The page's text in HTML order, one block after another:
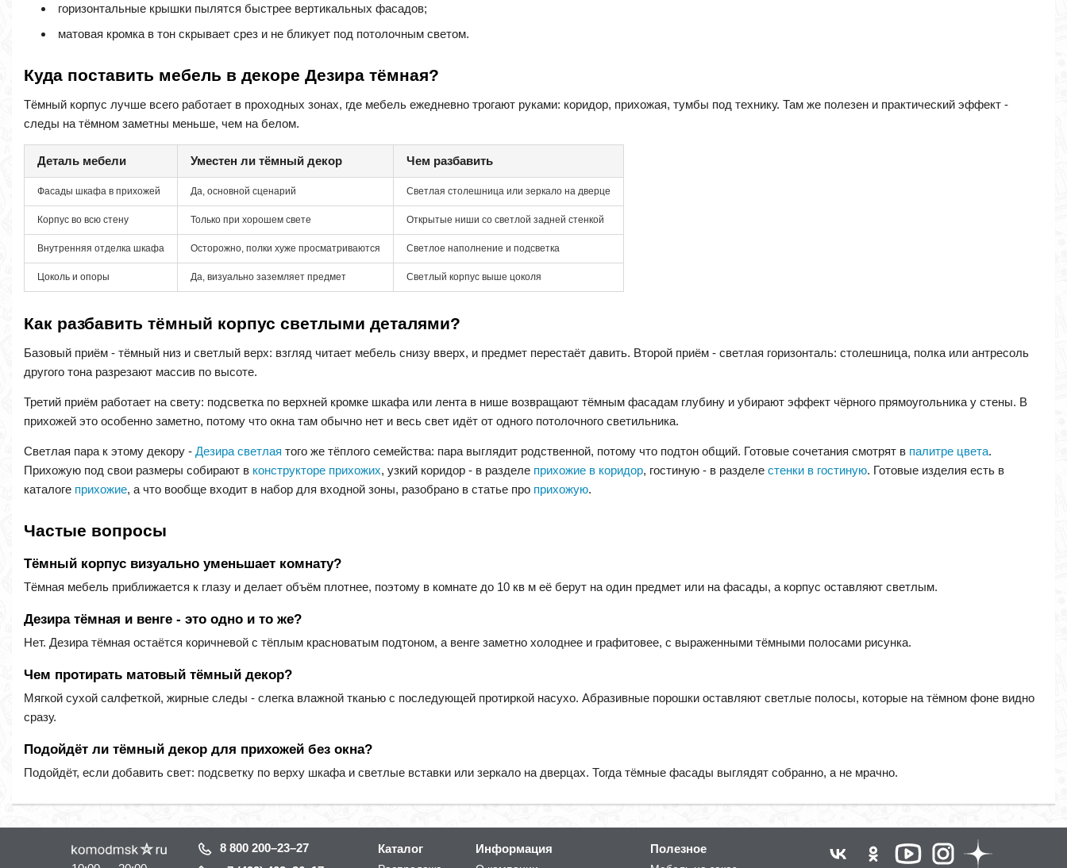
горизонтальные крышки пылятся быстрее вертикальных фасадов;
матовая кромка в тон скрывает срез и не бликует под потолочным светом.
Куда поставить мебель в декоре Дезира тёмная?
Тёмный корпус лучше всего работает в проходных зонах, где мебель ежедневно трогают руками: коридор, прихожая, тумбы под технику. Там же полезен и практический эффект -
следы на тёмном заметны меньше, чем на белом.
Деталь мебели Уместен ли тёмный декор Чем разбавить
Фасады шкафа в прихожей Да, основной сценарий Светлая столешница или зеркало на дверце
Корпус во всю стену Только при хорошем свете Открытые ниши со светлой задней стенкой
Внутренняя отделка шкафа Осторожно, полки хуже просматриваются Светлое наполнение и подсветка
Цоколь и опоры Да, визуально заземляет предмет Светлый корпус выше цоколя
Как разбавить тёмный корпус светлыми деталями?
Базовый приём - тёмный низ и светлый верх: взгляд читает мебель снизу вверх, и предмет перестаёт давить. Второй приём - светлая горизонталь: столешница, полка или антресоль
другого тона разрезают массив по высоте.
Третий приём работает на свету: подсветка по верхней кромке шкафа или лента в нише возвращают тёмным фасадам глубину и убирают эффект чёрного прямоугольника у стены. В
прихожей это особенно заметно, потому что окна там обычно нет и весь свет идёт от одного потолочного светильника.
Светлая пара к этому декору - Дезира светлая того же тёплого семейства: пара выглядит родственной, потому что подтон общий. Готовые сочетания смотрят в палитре цвета.
Прихожую под свои размеры собирают в конструкторе прихожих, узкий коридор - в разделе прихожие в коридор, гостиную - в разделе стенки в гостиную. Готовые изделия есть в
каталоге прихожие, а что вообще входит в набор для входной зоны, разобрано в статье про прихожую.
Частые вопросы
Тёмный корпус визуально уменьшает комнату?
Тёмная мебель приближается к глазу и делает объём плотнее, поэтому в комнате до 10 кв м её берут на один предмет или на фасады, а корпус оставляют светлым.
Дезира тёмная и венге - это одно и то же?
Нет. Дезира тёмная остаётся коричневой с тёплым красноватым подтоном, а венге заметно холоднее и графитовее, с выраженными тёмными полосами рисунка.
Чем протирать матовый тёмный декор?
Мягкой сухой салфеткой, жирные следы - слегка влажной тканью с последующей протиркой насухо. Абразивные порошки оставляют светлые полосы, которые на тёмном фоне видно
сразу.
Подойдёт ли тёмный декор для прихожей без окна?
Подойдёт, если добавить свет: подсветку по верху шкафа и светлые вставки или зеркало на дверцах. Тогда тёмные фасады выглядят собранно, а не мрачно.
8 800 200–23–27
Каталог Информация Полезное